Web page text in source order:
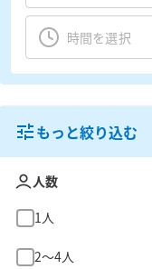
もっと絞り込む
人数
1人
2〜4人